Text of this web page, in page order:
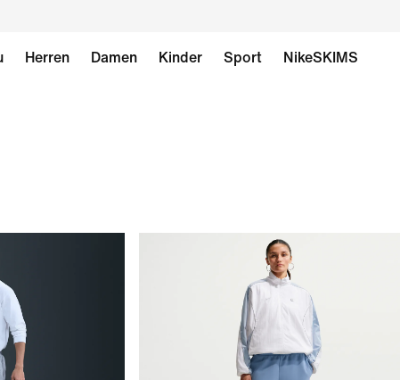
Herren Damen Kinder Sport NikeSKIMS